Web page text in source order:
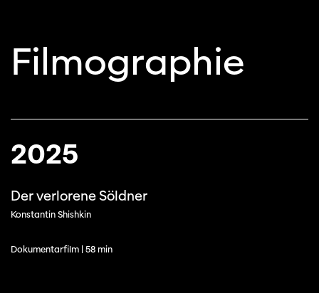
Filmographie
2025
Der verlorene Söldner
Konstantin Shishkin
Dokumentarfilm | 58 min